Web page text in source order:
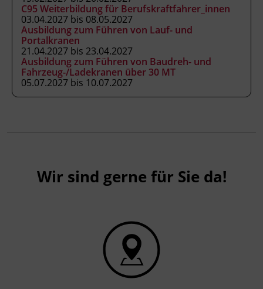
Anhang 3 der Fachkenntnisnachweis-
Verordnung, als ermächtigte
Ausbildungseinrichtung gemäß § 63
ArbeitnehmerInnenschutzgesetz, BGBl. Nr.
450/1994 idgF
C95 Weiterbildung für Berufskraftfahrer_innen
03.04.2027 bis 08.05.2027
Ausbildung zum Führen von Lauf- und
Portalkranen
21.04.2027 bis 23.04.2027
Ausbildung zum Führen von Baudreh- und
Fahrzeug-/Ladekranen über 30 MT
05.07.2027 bis 10.07.2027
Wir sind gerne für Sie da!